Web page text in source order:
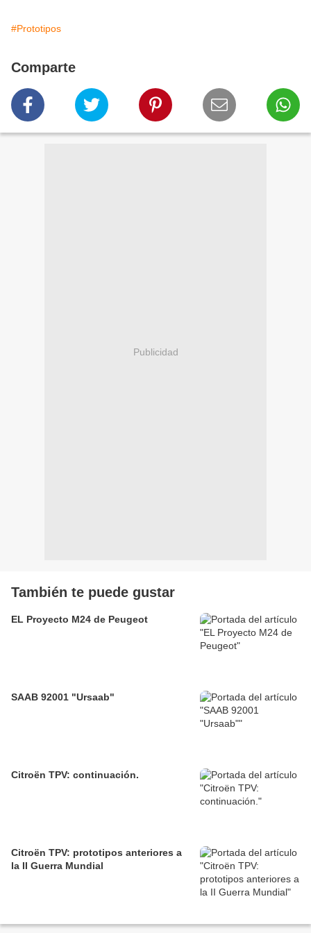
#Prototipos
Comparte
Publicidad
También te puede gustar
EL Proyecto M24 de Peugeot
SAAB 92001 "Ursaab"
Citroën TPV: continuación.
Citroën TPV: prototipos anteriores a
la II Guerra Mundial